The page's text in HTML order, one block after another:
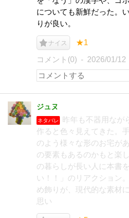
についても新鮮だった。
りが良い。
ナイス ★1
コメント(0) 2026/01/12
ジュヌ
ネタバレ
昨年も不器用なが
作ると色々見えてきた。
のよう様々な形のお宅が
の要素もあるのかもと楽
の暮らしが長い人に本書
い！！」のリアクション
め飾りが、現代的な素材
思い